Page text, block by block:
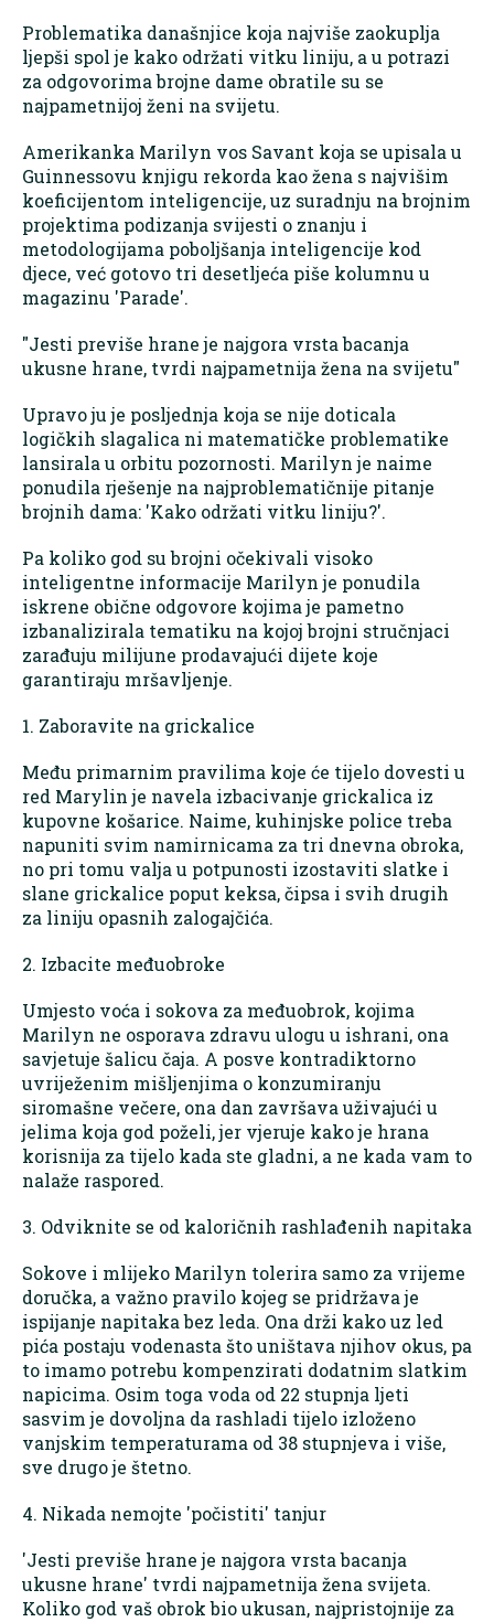
Problematika današnjice koja najviše zaokuplja
ljepši spol je kako održati vitku liniju, a u potrazi
za odgovorima brojne dame obratile su se
najpametnijoj ženi na svijetu.
Amerikanka Marilyn vos Savant koja se upisala u
Guinnessovu knjigu rekorda kao žena s najvišim
koeficijentom inteligencije, uz suradnju na brojnim
projektima podizanja svijesti o znanju i
metodologijama poboljšanja inteligencije kod
djece, već gotovo tri desetljeća piše kolumnu u
magazinu 'Parade'.
"Jesti previše hrane je najgora vrsta bacanja
ukusne hrane, tvrdi najpametnija žena na svijetu"
Upravo ju je posljednja koja se nije doticala
logičkih slagalica ni matematičke problematike
lansirala u orbitu pozornosti. Marilyn je naime
ponudila rješenje na najproblematičnije pitanje
brojnih dama: 'Kako održati vitku liniju?'.
Pa koliko god su brojni očekivali visoko
inteligentne informacije Marilyn je ponudila
iskrene obične odgovore kojima je pametno
izbanalizirala tematiku na kojoj brojni stručnjaci
zarađuju milijune prodavajući dijete koje
garantiraju mršavljenje.
1. Zaboravite na grickalice
Među primarnim pravilima koje će tijelo dovesti u
red Marylin je navela izbacivanje grickalica iz
kupovne košarice. Naime, kuhinjske police treba
napuniti svim namirnicama za tri dnevna obroka,
no pri tomu valja u potpunosti izostaviti slatke i
slane grickalice poput keksa, čipsa i svih drugih
za liniju opasnih zalogajčića.
2. Izbacite međuobroke
Umjesto voća i sokova za međuobrok, kojima
Marilyn ne osporava zdravu ulogu u ishrani, ona
savjetuje šalicu čaja. A posve kontradiktorno
uvriježenim mišljenjima o konzumiranju
siromašne večere, ona dan završava uživajući u
jelima koja god poželi, jer vjeruje kako je hrana
korisnija za tijelo kada ste gladni, a ne kada vam to
nalaže raspored.
3. Odviknite se od kaloričnih rashlađenih napitaka
Sokove i mlijeko Marilyn tolerira samo za vrijeme
doručka, a važno pravilo kojeg se pridržava je
ispijanje napitaka bez leda. Ona drži kako uz led
pića postaju vodenasta što uništava njihov okus, pa
to imamo potrebu kompenzirati dodatnim slatkim
napicima. Osim toga voda od 22 stupnja ljeti
sasvim je dovoljna da rashladi tijelo izloženo
vanjskim temperaturama od 38 stupnjeva i više,
sve drugo je štetno.
4. Nikada nemojte 'počistiti' tanjur
'Jesti previše hrane je najgora vrsta bacanja
ukusne hrane' tvrdi najpametnija žena svijeta.
Koliko god vaš obrok bio ukusan, najpristojnije za